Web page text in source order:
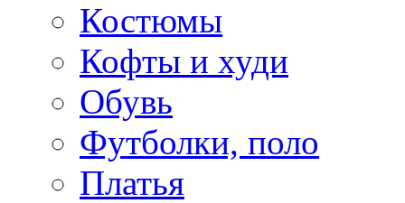
Костюмы
Кофты и худи
Обувь
Футболки, поло
Платья